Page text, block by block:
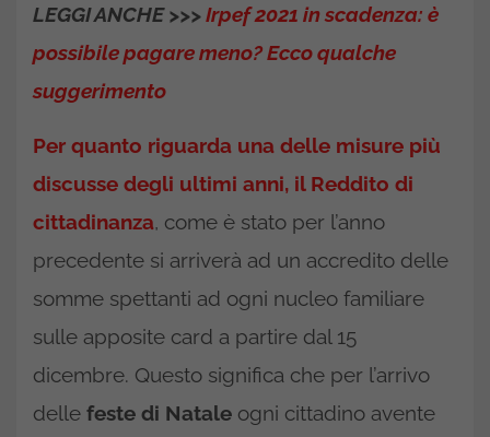
LEGGI ANCHE >>>Irpef 2021 in scadenza: è
possibile pagare meno? Ecco qualche
suggerimento
Per quanto riguarda una delle misure più
discusse degli ultimi anni, il Reddito di
cittadinanza, come è stato per l’anno
precedente si arriverà ad un accredito delle
somme spettanti ad ogni nucleo familiare
sulle apposite card a partire dal 15
dicembre. Questo significa che per l’arrivo
delle feste di Natale ogni cittadino avente